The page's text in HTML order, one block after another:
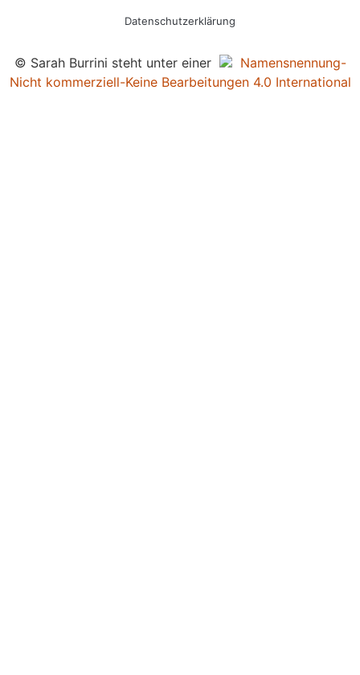
Datenschutzerklärung
© Sarah Burrini steht unter einer
Namensnennung-
Nicht kommerziell-Keine Bearbeitungen 4.0 International